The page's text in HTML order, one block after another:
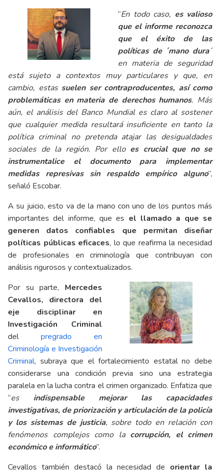
“En todo caso, es valioso
que el informe reconozca
que el éxito de las
políticas de ´mano dura´
en materia de seguridad
está sujeto a contextos muy particulares y que, en
cambio, estas suelen ser contraproducentes, así como
problemáticas en materia de derechos humanos. Más
aún, el análisis del Banco Mundial es claro al sostener
que cualquier medida resultará insuficiente en tanto la
política criminal no pretenda atajar las desigualdades
sociales de la región. Por ello es crucial que no se
instrumentalice el documento para implementar
medidas represivas sin respaldo empírico alguno”,
señaló Escobar.
A su juicio, esto va de la mano con uno de los puntos más
importantes del informe, que es el llamado a que se
generen datos confiables que permitan diseñar
políticas públicas eficaces, lo que reafirma la necesidad
de profesionales en criminología que contribuyan con
análisis rigurosos y contextualizados.
Por su parte, Mercedes
Cevallos, directora del
eje disciplinar en
Investigación Criminal
del pregrado en
Criminología e Investigación
Criminal, subraya que el fortalecimiento estatal no debe
considerarse una condición previa sino una estrategia
paralela en la lucha contra el crimen organizado. Enfatiza que
“es indispensable mejorar las capacidades
investigativas, de priorización y articulación de la policía
y los sistemas de justicia, sobre todo en relación con
fenómenos complejos como la corrupción, el crimen
económico e informático”.
Cevallos también destacó la necesidad de orientar la